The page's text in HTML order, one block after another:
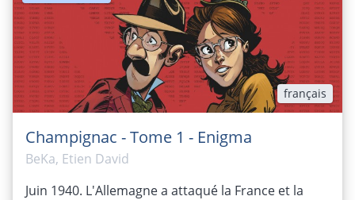
français
Champignac - Tome 1 - Enigma
BeKa, Etien David
Juin 1940. L'Allemagne a attaqué la France et la